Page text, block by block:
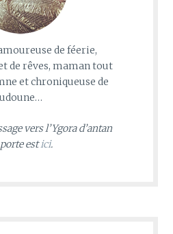
de féerie,
de rêves, maman tout
et chroniqueuse de
vers l’Ygora d’antan
porte estici.